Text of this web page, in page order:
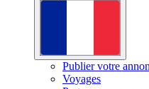
Publier votre
Voyages